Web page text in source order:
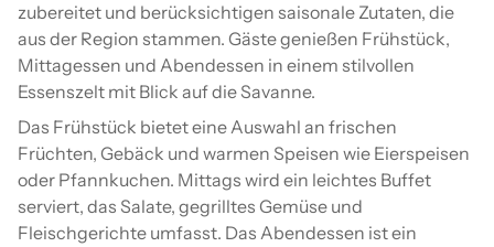
zubereitet und berücksichtigen saisonale Zutaten, die
aus der Region stammen. Gäste genießen Frühstück,
Mittagessen und Abendessen in einem stilvollen
Essenszelt mit Blick auf die Savanne.
Das Frühstück bietet eine Auswahl an frischen
Früchten, Gebäck und warmen Speisen wie Eierspeisen
oder Pfannkuchen. Mittags wird ein leichtes Buffet
serviert, das Salate, gegrilltes Gemüse und
Fleischgerichte umfasst. Das Abendessen ist ein